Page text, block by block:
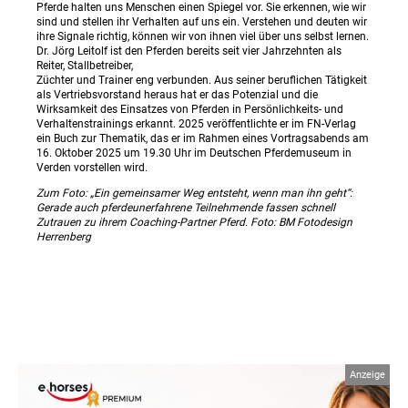
Pferde halten uns Menschen einen Spiegel vor. Sie erkennen, wie wir
sind und stellen ihr Verhalten auf uns ein. Verstehen und deuten wir
ihre Signale richtig, können wir von ihnen viel über uns selbst lernen.
Dr. Jörg Leitolf ist den Pferden bereits seit vier Jahrzehnten als
Reiter, Stallbetreiber,
Züchter und Trainer eng verbunden. Aus seiner beruflichen Tätigkeit
als Vertriebsvorstand heraus hat er das Potenzial und die
Wirksamkeit des Einsatzes von Pferden in Persönlichkeits- und
Verhaltenstrainings erkannt. 2025 veröffentlichte er im FN-Verlag
ein Buch zur Thematik, das er im Rahmen eines Vortragsabends am
16. Oktober 2025 um 19.30 Uhr im Deutschen Pferdemuseum in
Verden vorstellen wird.
Zum Foto: „Ein gemeinsamer Weg entsteht, wenn man ihn geht“:
Gerade auch pferdeunerfahrene Teilnehmende fassen schnell
Zutrauen zu ihrem Coaching-Partner Pferd. Foto: BM Fotodesign
Herrenberg